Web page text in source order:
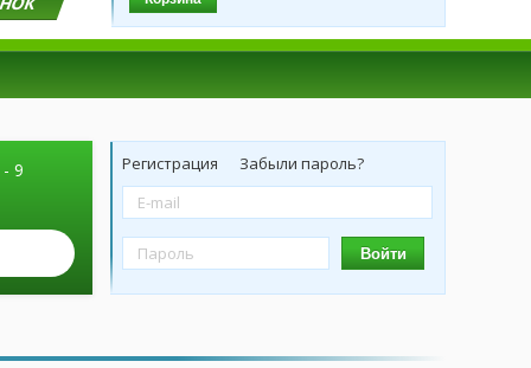
9
Регистрация Забыли пароль?
Войти